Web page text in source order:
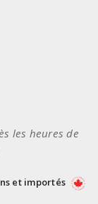
les heures de
et importés